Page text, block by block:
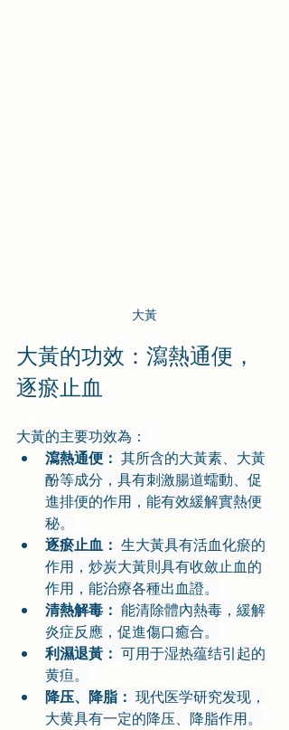
大黃
大黃的功效：瀉熱通便，
逐瘀止血
大黃的主要功效為：
瀉熱通便： 其所含的大黃素、大黃
酚等成分，具有刺激腸道蠕動、促
進排便的作用，能有效緩解實熱便
秘。
逐瘀止血： 生大黃具有活血化瘀的
作用，炒炭大黃則具有收斂止血的
作用，能治療各種出血證。
清熱解毒： 能清除體內熱毒，緩解
炎症反應，促進傷口癒合。
利濕退黃： 可用于湿热蕴结引起的
黄疸。
降压、降脂： 现代医学研究发现，
大黄具有一定的降压、降脂作用。